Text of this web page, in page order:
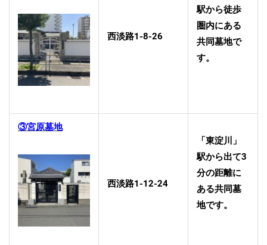
西淡路1-8-26
駅から徒歩
圏内にある
共同墓地で
す。
③宮原墓地
西淡路1-12-24
「東淀川」
駅から出て3
分の距離に
ある共同墓
地です。